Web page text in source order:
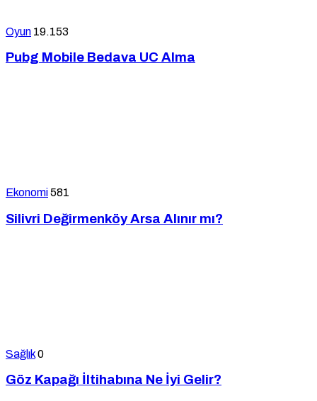
Oyun 19.153
Pubg Mobile Bedava UC Alma
Ekonomi581
Silivri Değirmenköy Arsa Alınır mı?
Sağlık0
Göz Kapağı İltihabına Ne İyi Gelir?